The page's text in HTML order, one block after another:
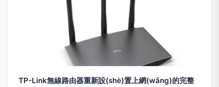
TP-Link無線路由器重新設(shè)置上網(wǎng)的完整